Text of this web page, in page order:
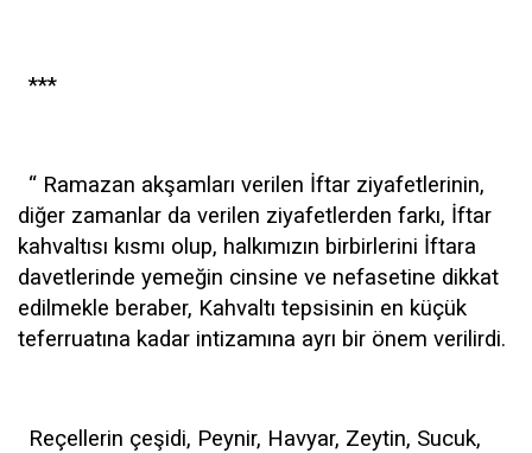
***
“ Ramazan akşamları verilen İftar ziyafetlerinin,
diğer zamanlar da verilen ziyafetlerden farkı, İftar
kahvaltısı kısmı olup, halkımızın birbirlerini İftara
davetlerinde yemeğin cinsine ve nefasetine dikkat
edilmekle beraber, Kahvaltı tepsisinin en küçük
teferruatına kadar intizamına ayrı bir önem verilirdi.
Reçellerin çeşidi, Peynir, Havyar, Zeytin, Sucuk,